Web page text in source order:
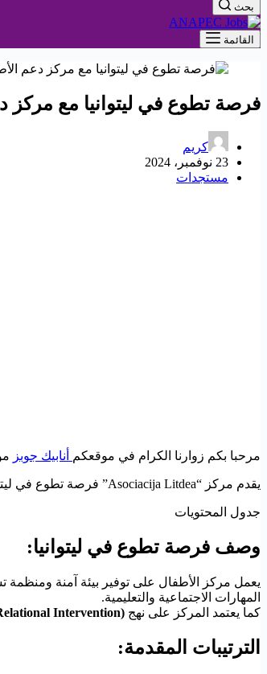
بحث
القائمة
فرصة تطوع في ليتوانيا مع مركز
كريم
23 نوفمبر، 2024
مستجدات
مرحبا بكم زوارنا الكرام في موقعكم أنابيك جوبز
يقدم مركز “Asociacija Litdea” فرصة تطوع في ليتوانيا بمدينة فيلنيوس. يهدف هذا البرنامج إلى تقديم الدعم الاجتماعي والتعليمي للأطفال من خلال أنشطة متنوعة وبرامج تعليمية وترفيهية.
جدول المحتويات
وصف فرصة تطوع في ليتوانيا:
يعمل مركز الأطفال على توفير بيئة آمنة ومنظمة
المهارات الاجتماعية والتعليمية.
كما يعتمد المركز على نهج Intervention)
الترتيبات المقدمة: